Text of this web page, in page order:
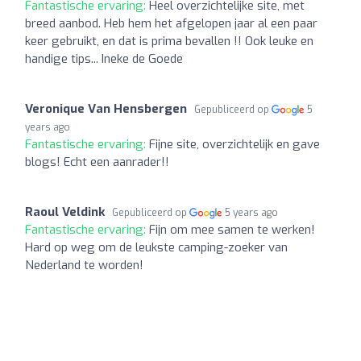
Fantastische ervaring: Heel overzichtelijke site, met
breed aanbod. Heb hem het afgelopen jaar al een paar
keer gebruikt, en dat is prima bevallen !! Ook leuke en
handige tips... Ineke de Goede
Veronique Van Hensbergen Gepubliceerd op
5
years ago
Fantastische ervaring: Fijne site, overzichtelijk en gave
blogs! Echt een aanrader!!
Raoul Veldink Gepubliceerd op 5 years ago
Fantastische ervaring: Fijn om mee samen te werken!
Hard op weg om de leukste camping-zoeker van
Nederland te worden!